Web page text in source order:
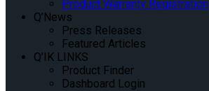
Product Warranty Registration
Q’News
Press Releases
Featured Articles
Q’IK LINKS
Product Finder
Dashboard Login